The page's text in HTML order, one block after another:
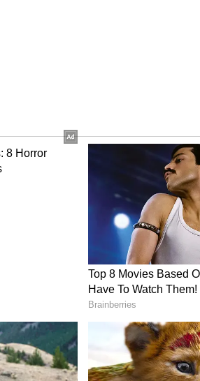
నరేంద్ర మోదీ కూడా సమాధానం
వీడ్కోలు ఇవ్వనున్నారు. దీనికోసం
సంస్థకు ఇచ్చిన ఇంటర్వ్యూలో,
చెప్పారు. ఆమె మాట్లాడుతూ.
సరైన నిర్ణయాలు ఆర్థిక వ్యవస్థకు ఎలా